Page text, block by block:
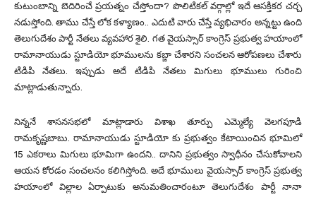
కుటుంబాన్ని బెదిరించే ప్రయత్నం చేస్తోందా? పొలిటికల్ వర్గాల్లో ఇదే ఆసక్తికర చర్చ
నడుస్తోంది. తాము చేస్తే లోక కళ్యాణం.. ఎదుటి వారు చేస్తే వ్యభిచారం అన్నట్టు ఉంది
తెలుగుదేశం పార్టీ నేతలు వ్యవహార శైలి. గత వైయస్సార్ కాంగ్రెస్ ప్రభుత్వ హయాంలో
రామానాయుడు స్టూడియో భూములను కబ్జా చేశారని సంచలన ఆరోపణలు చేశారు
టిడిపి నేతలు. ఇప్పుడు అదే టిడిపి నేతలు మిగులు భూములు గురించి
మాట్లాడుతున్నారు.
నిన్ననే శాసనసభలో మాట్లాడారు విశాఖ తూర్పు ఎమ్మెల్యే వెలగపూడి
రామకృష్ణబాబు. రామానాయుడు స్టూడియో కు ప్రభుత్వం కేటాయించిన భూమిలో
15 ఎకరాలు మిగులు భూమిగా ఉందని.. దానిని ప్రభుత్వం స్వాధీనం చేసుకోవాలని
ఆయన కోరడం సంచలనం కలిగిస్తోంది. అదే భూములు వైయస్సార్ కాంగ్రెస్ ప్రభుత్వ
హయాంలో విల్లాల ఏర్పాటుకు అనుమతించారంటూ తెలుగుదేశం పార్టీ నానా